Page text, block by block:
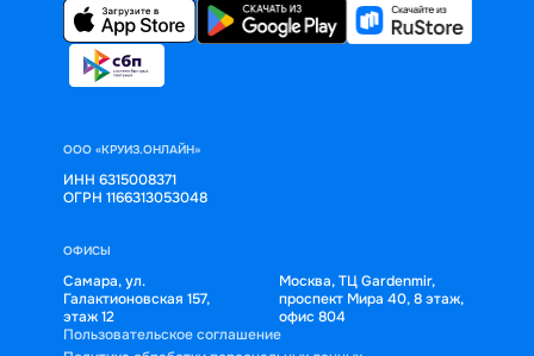
ООО «КРУИЗ.ОНЛАЙН»
ИНН 6315008371
ОГРН 1166313053048
ОФИСЫ
Самара, ул.
Галактионовская 157,
этаж 12
Москва, ТЦ Gardenmir,
проспект Мира 40, 8 этаж,
офис 804
Пользовательское соглашение